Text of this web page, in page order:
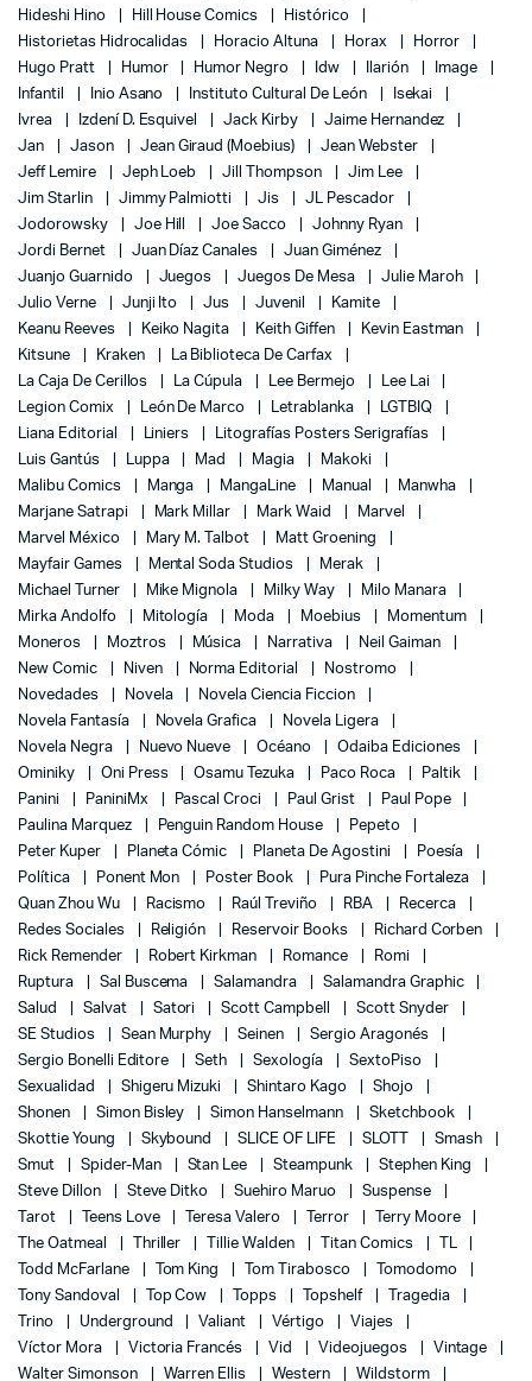
Hideshi Hino
Hill House Comics
Histórico
Historietas Hidrocalidas
Horacio Altuna Horax
Horror
Hugo Pratt
Humor Humor Negro Idw Ilarión
Image
Infantil
Inio Asano Instituto Cultural De León
Isekai
Ivrea
Izdení D. Esquivel Jack Kirby
Jaime Hernandez
Jan
Jason Jean Giraud (Moebius)
Jean Webster
Jeff Lemire
Jeph Loeb Jill Thompson
Jim Lee
Jim Starlin
Jimmy Palmiotti Jis
JL Pescador
Jodorowsky
Joe Hill Joe Sacco
Johnny Ryan
Jordi Bernet
Juan Díaz Canales
Juan Giménez
Juanjo Guarnido
Juegos Juegos De Mesa
Julie Maroh
Julio Verne
Junji Ito Jus Juvenil
Kamite
Keanu Reeves
Keiko Nagita Keith Giffen
Kevin Eastman
Kitsune
Kraken
La Biblioteca De Carfax
La Caja De Cerillos
La Cúpula Lee Bermejo
Lee Lai
Legion Comix
León De Marco Letrablanka
LGTBIQ
Liana Editorial
Liniers
Litografías Posters Serigrafías
Luis Gantús
Luppa Mad Magia
Makoki
Malibu Comics
Manga MangaLine Manual
Manwha
Marjane Satrapi
Mark Millar Mark Waid
Marvel
Marvel México
Mary M. Talbot
Matt Groening
Mayfair Games
Mental Soda Studios
Merak
Michael Turner
Mike Mignola Milky Way
Milo Manara
Mirka Andolfo
Mitología Moda Moebius
Momentum
Moneros
Moztros Música Narrativa
Neil Gaiman
New Comic
Niven Norma Editorial
Nostromo
Novedades
Novela
Novela Ciencia Ficcion
Novela Fantasía
Novela Grafica
Novela Ligera
Novela Negra
Nuevo Nueve Océano
Odaiba Ediciones
Ominiky
Oni Press Osamu Tezuka Paco Roca
Paltik
Panini
PaniniMx Pascal Croci Paul Grist
Paul Pope
Paulina Marquez
Penguin Random House
Pepeto
Peter Kuper
Planeta Cómic Planeta De Agostini
Poesía
Política
Ponent Mon Poster Book
Pura Pinche Fortaleza
Quan Zhou Wu
Racismo Raúl Treviño RBA
Recerca
Redes Sociales
Religión Reservoir Books
Richard Corben
Rick Remender
Robert Kirkman Romance
Romi
Ruptura
Sal Buscema Salamandra
Salamandra Graphic
Salud
Salvat Satori Scott Campbell
Scott Snyder
SE Studios
Sean Murphy Seinen
Sergio Aragonés
Sergio Bonelli Editore
Seth Sexología
SextoPiso
Sexualidad
Shigeru Mizuki Shintaro Kago
Shojo
Shonen
Simon Bisley Simon Hanselmann
Sketchbook
Skottie Young
Skybound SLICE OF LIFE SLOTT
Smash
Smut
Spider-Man Stan Lee Steampunk
Stephen King
Steve Dillon
Steve Ditko Suehiro Maruo
Suspense
Tarot
Teens Love Teresa Valero Terror
Terry Moore
The Oatmeal
Thriller Tillie Walden Titan Comics
TL
Todd McFarlane
Tom King Tom Tirabosco
Tomodomo
Tony Sandoval
Top Cow Topps Topshelf
Tragedia
Trino
Underground Valiant Vértigo
Viajes
Víctor Mora
Victoria Francés Vid Videojuegos
Vintage
Walter Simonson
Warren Ellis Western Wildstorm